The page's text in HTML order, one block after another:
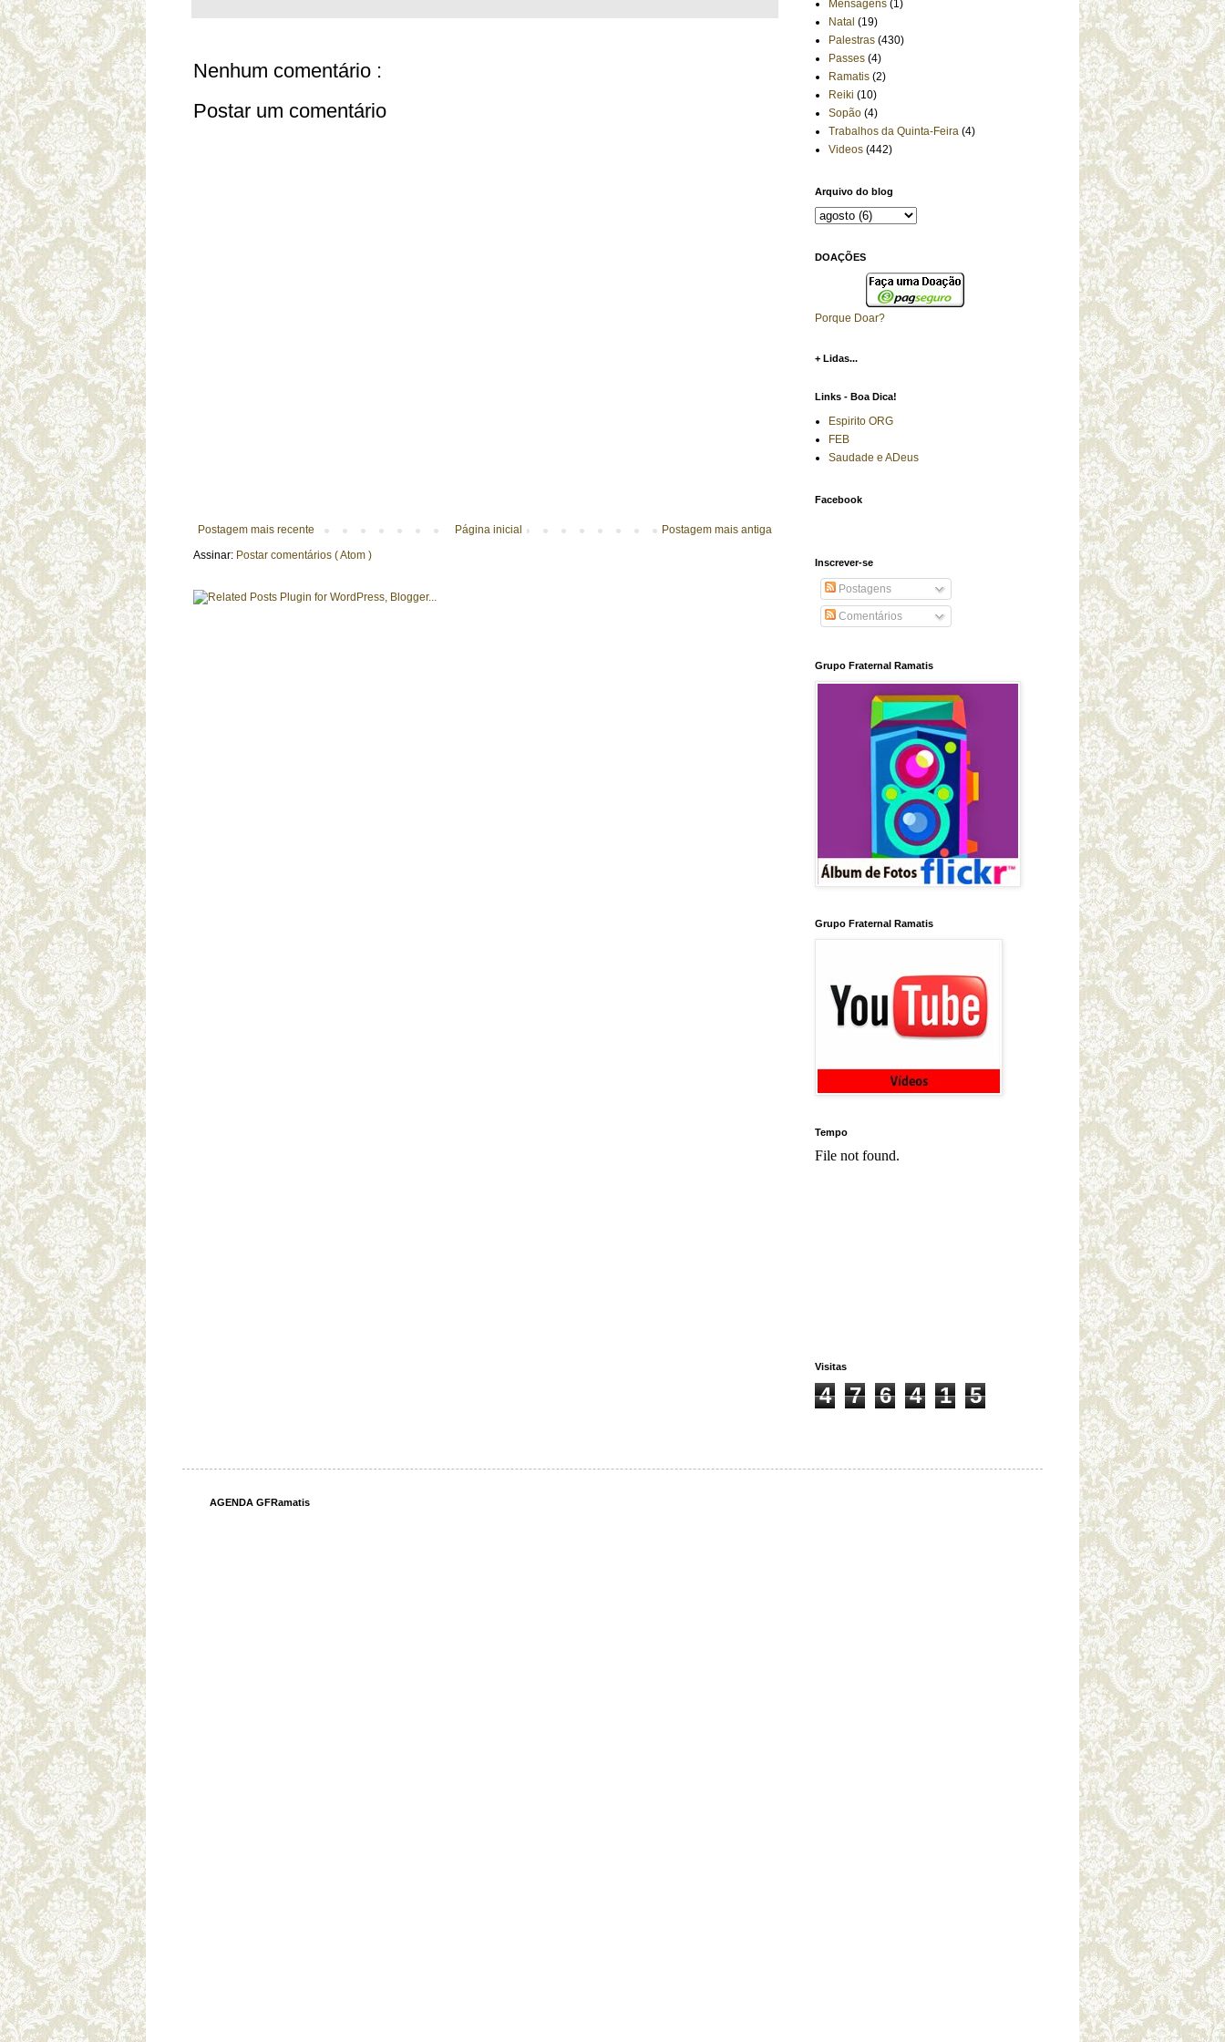
Nenhum comentário :
Postar um comentário
Postagem mais recente Postagem mais antiga
Página inicial
Assinar: Postar comentários ( Atom )
Mensagens (1)
Natal (19)
Palestras (430)
Passes (4)
Ramatis (2)
Reiki (10)
Sopão (4)
Trabalhos da Quinta-Feira (4)
Videos (442)
Arquivo do blog
DOAÇÕES
Porque Doar?
+ Lidas...
Links - Boa Dica!
Espirito ORG
FEB
Saudade e ADeus
Facebook
Inscrever-se
Postagens
Comentários
Grupo Fraternal Ramatis
Grupo Fraternal Ramatis
Tempo
Visitas
4 7 6 4 1 5
AGENDA GFRamatis